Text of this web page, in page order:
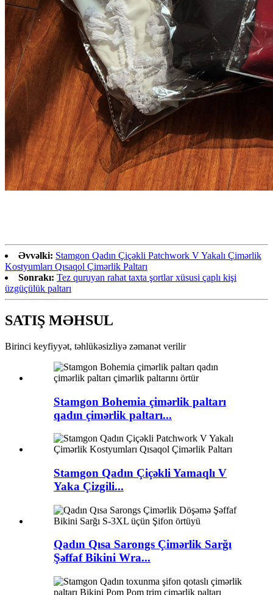
Əvvəlki: Stamgon Qadın Çiçəkli Patchwork V Yakalı Çimərlik
Kostyumları Qısaqol Çimərlik Paltarı
Sonrakı: Tez quruyan rahat taxta şortlar xüsusi çaplı kişi
üzgüçülük paltarı
SATIŞ MƏHSUL
Birinci keyfiyyət, təhlükəsizliyə zəmanət verilir
Stamgon Bohemia çimərlik paltarı
qadın çimərlik paltarı...
Stamgon Qadın Çiçəkli Yamaqlı V
Yaka Çizgili...
Qadın Qısa Sarongs Çimərlik Sarğı
Şəffaf Bikini Wra...